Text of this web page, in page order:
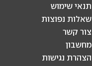
תנאי שימוש
שאלות נפוצות
צור קשר
מחשבון
הצהרת נגישות